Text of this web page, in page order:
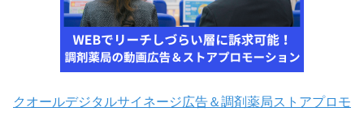
クオールデジタルサイネージ広告＆調剤薬局ストアプロモ